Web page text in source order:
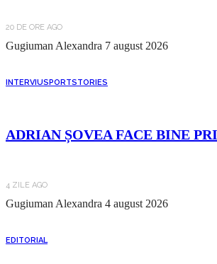
20 DE ORE AGO
Gugiuman Alexandra 7 august 2026
INTERVIUSPORTSTORIES
ADRIAN ȘOVEA FACE BINE
4 ZILE AGO
Gugiuman Alexandra 4 august 2026
EDITORIAL